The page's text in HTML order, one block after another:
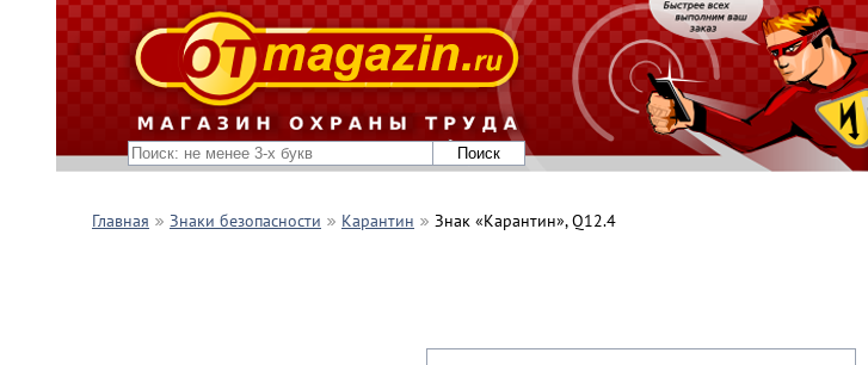
Главная Знаки безопасности Карантин Знак «Карантин», Q12.4